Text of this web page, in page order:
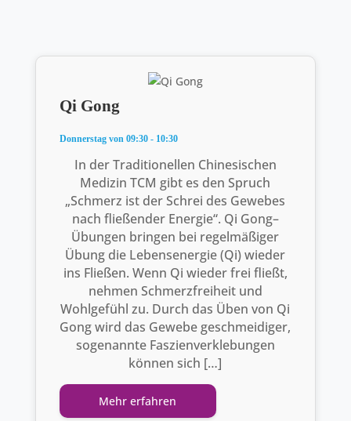
Qi Gong
Donnerstag von 09:30 - 10:30
In der Traditionellen Chinesischen
Medizin TCM gibt es den Spruch
„Schmerz ist der Schrei des Gewebes
nach fließender Energie“. Qi Gong–
Übungen bringen bei regelmäßiger
Übung die Lebensenergie (Qi) wieder
ins Fließen. Wenn Qi wieder frei fließt,
nehmen Schmerzfreiheit und
Wohlgefühl zu. Durch das Üben von Qi
Gong wird das Gewebe geschmeidiger,
sogenannte Faszienverklebungen
können sich […]
Mehr erfahren